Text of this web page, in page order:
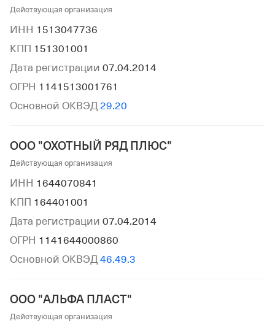
Действующая организация
ИНН 1513047736
КПП 151301001
Дата регистрации 07.04.2014
ОГРН 1141513001761
Основной ОКВЭД 29.20
ООО "ОХОТНЫЙ РЯД ПЛЮС"
Действующая организация
ИНН 1644070841
КПП 164401001
Дата регистрации 07.04.2014
ОГРН 1141644000860
Основной ОКВЭД 46.49.3
ООО "АЛЬФА ПЛАСТ"
Действующая организация